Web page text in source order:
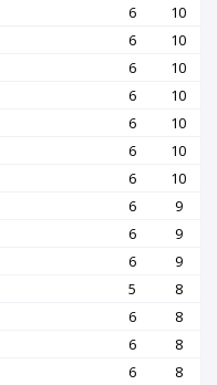
6
10
6
10
6
10
6
10
6
10
6
10
6
10
6
9
6
9
6
9
5
8
6
8
6
8
6
8